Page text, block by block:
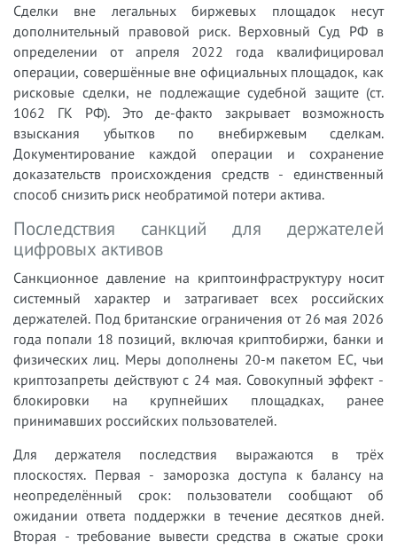
Сделки вне легальных биржевых площадок несут
дополнительный правовой риск. Верховный Суд РФ в
определении от апреля 2022 года квалифицировал
операции, совершённые вне официальных площадок, как
рисковые сделки, не подлежащие судебной защите (ст.
1062 ГК РФ). Это де-факто закрывает возможность
взыскания убытков по внебиржевым сделкам.
Документирование каждой операции и сохранение
доказательств происхождения средств - единственный
способ снизить риск необратимой потери актива.
Последствия санкций для держателей
цифровых активов
Санкционное давление на криптоинфраструктуру носит
системный характер и затрагивает всех российских
держателей. Под британские ограничения от 26 мая 2026
года попали 18 позиций, включая криптобиржи, банки и
физических лиц. Меры дополнены 20-м пакетом ЕС, чьи
криптозапреты действуют с 24 мая. Совокупный эффект -
блокировки на крупнейших площадках, ранее
принимавших российских пользователей.
Для держателя последствия выражаются в трёх
плоскостях. Первая - заморозка доступа к балансу на
неопределённый срок: пользователи сообщают об
ожидании ответа поддержки в течение десятков дней.
Вторая - требование вывести средства в сжатые сроки